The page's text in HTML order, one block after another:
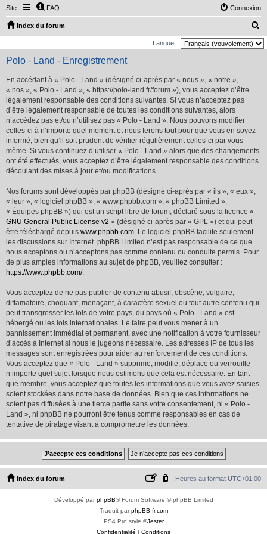
Site FAQ Connexion
Index du forum
e
Langue :
Polo - Land - Enregistrement
En accédant à « Polo - Land » (désigné ci-après par « nous », « notre »,
« nos », « Polo - Land », « https://polo-land.fr/forum »), vous acceptez d’être
légalement responsable des conditions suivantes. Si vous n’acceptez pas
d’être légalement responsable de toutes les conditions suivantes, alors
n’accédez pas et/ou n’utilisez pas « Polo - Land ». Nous pouvons modifier
celles-ci à n’importe quel moment et nous ferons tout pour que vous en soyez
informé, bien qu’il soit prudent de vérifier régulièrement celles-ci par vous-
même. Si vous continuez d’utiliser « Polo - Land » alors que des changements
ont été effectués, vous acceptez d’être légalement responsable des conditions
découlant des mises à jour et/ou modifications.
Nos forums sont développés par phpBB (désigné ci-après par « ils », « eux »,
« leur », « logiciel phpBB », « www.phpbb.com », « phpBB Limited »,
« Équipes phpBB ») qui est un script libre de forum, déclaré sous la licence «
GNU General Public License v2 » (désigné ci-après par « GPL ») et qui peut
être téléchargé depuis www.phpbb.com. Le logiciel phpBB facilite seulement
les discussions sur Internet. phpBB Limited n’est pas responsable de ce que
nous acceptons ou n’acceptons pas comme contenu ou conduite permis. Pour
de plus amples informations au sujet de phpBB, veuillez consulter :
https://www.phpbb.com/.
Vous acceptez de ne pas publier de contenu abusif, obscène, vulgaire,
diffamatoire, choquant, menaçant, à caractère sexuel ou tout autre contenu qui
peut transgresser les lois de votre pays, du pays où « Polo - Land » est
hébergé ou les lois internationales. Le faire peut vous mener à un
bannissement immédiat et permanent, avec une notification à votre fournisseur
d’accès à Internet si nous le jugeons nécessaire. Les adresses IP de tous les
messages sont enregistrées pour aider au renforcement de ces conditions.
Vous acceptez que « Polo - Land » supprime, modifie, déplace ou verrouille
n’importe quel sujet lorsque nous estimons que cela est nécessaire. En tant
que membre, vous acceptez que toutes les informations que vous avez saisies
soient stockées dans notre base de données. Bien que ces informations ne
soient pas diffusées à une tierce partie sans votre consentement, ni « Polo -
Land », ni phpBB ne pourront être tenus comme responsables en cas de
tentative de piratage visant à compromettre les données.
Index du forum Heures au format UTC+01:00
Développé parphpBB® Forum Software © phpBB Limited
Traduit parphpBB-fr.com
PS4 Pro style ©Jester
Confidentialité | Conditions